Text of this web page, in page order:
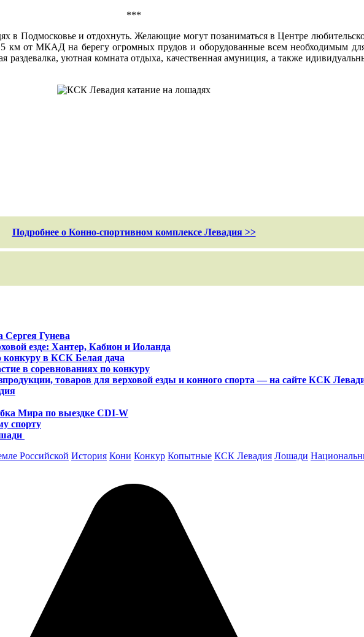
***
в Подмосковье и отдохнуть. Желающие могут позаниматься в Центре
от МКАД на берегу огромных прудов и оборудованные всем необходимым
уютная комната отдыха, качественная амуниция, а также
Подробнее о Конно-спортивном комплексе Левадия >>
Гунева
езде: Хантер, Кабион и Иоланда
конкуру в КСК Белая дача
в соревнованиях по конкуру
товаров для верховой езды и конного спорта — на сайте КСК
Мира по выездке CDI-W
спорту
Российской История Кони Конкур Копытные КСК Левадия Лошади